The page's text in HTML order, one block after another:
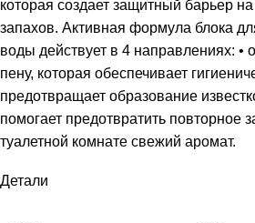
которая создает защитный барьер
запахов. Активная формула блока
воды действует в 4 направлениях:
пену, которая обеспечивает
предотвращает образование
помогает предотвратить повторное
туалетной комнате свежий аромат.
Детали